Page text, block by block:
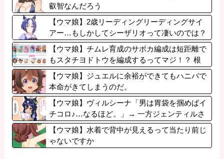
叡智なんだろう
【ウマ娘】2歳リーディングリーディングサイ
アー…もしかしてシーザリオって凄いのでは？
【ウマ娘】チムレ育成のサポカ編成は短距離で
もスタチヨドトウを編成するってマジ！？ 根
性サポカを編成していた意味…
【ウマ娘】ジュエルに余裕ができてもハニバで
本命がきてしまうのだ。
【ウマ娘】ヴィルシーナ「男は胃袋を掴めばイ
チコロ♪…なるほど。」→ 一方ジェンティルさ
ん（アカン）
【ウマ娘】水着で背中が見えるって当たり前じ
ゃないですか